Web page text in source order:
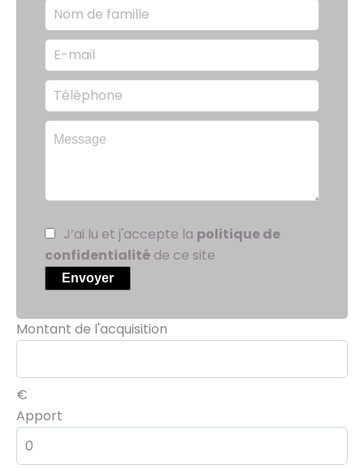
J’ai lu et j'accepte la politique de
confidentialité de ce site
Envoyer
Montant de l'acquisition
€
Apport